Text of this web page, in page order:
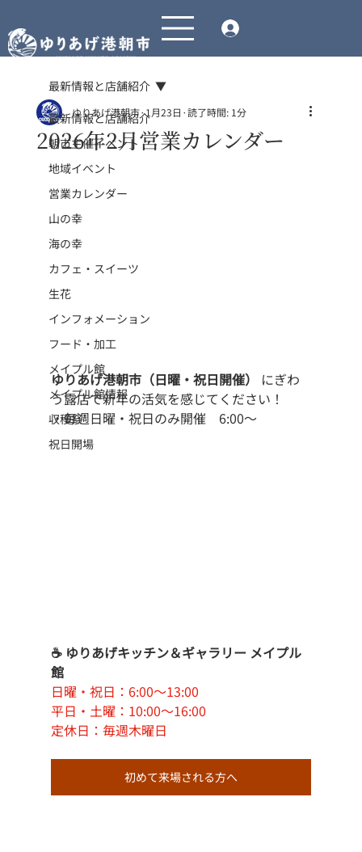
最新情報と店舗紹介
朝市主催イベント
地域イベント
営業カレンダー
山の幸
海の幸
カフェ・スイーツ
生花
インフォメーション
フード・加工
メイプル館
メイプル館情報
収穫祭
祝日開場
最新情報と店舗紹介
2026年2月営業カレンダー
ゆりあげ港朝市 1月23日 読了時間: 1分
ゆりあげ港朝市（日曜・祝日開催）
にぎわ
う露店で新年の活気を感じてください！
・毎週日曜・祝日のみ開催　6:00〜
☕ ゆりあげキッチン＆ギャラリー メイプル
館
日曜・祝日：6:00〜13:00
平日・土曜：10:00〜16:00
定休日：毎週木曜日
初めて来場される方へ